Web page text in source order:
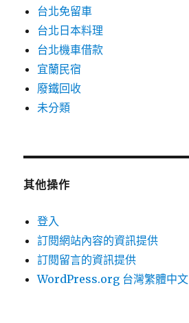
台北免留車
台北日本料理
台北機車借款
宜蘭民宿
廢鐵回收
未分類
其他操作
登入
訂閱網站內容的資訊提供
訂閱留言的資訊提供
WordPress.org 台灣繁體中文